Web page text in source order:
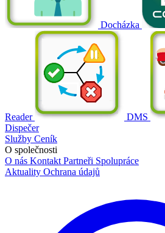
Docházka
Reader
DMS
Dispečer
Služby Ceník
O společnosti
O nás Kontakt Partneři Spolupráce
Aktuality Ochrana údajů